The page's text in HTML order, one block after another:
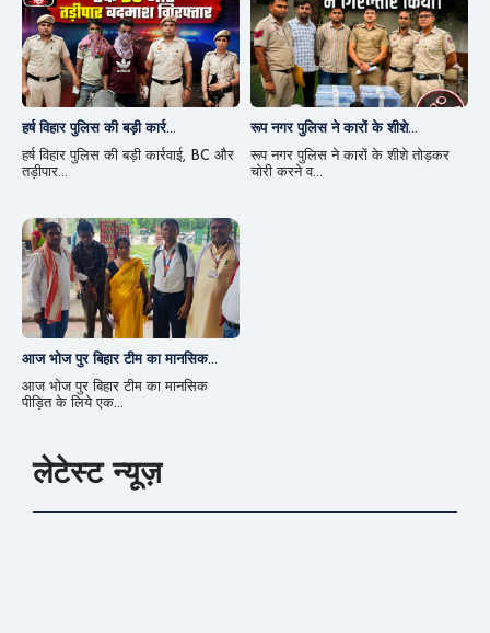
हर्ष विहार पुलिस की बड़ी कार्र...
हर्ष विहार पुलिस की बड़ी कार्रवाई, BC और
तड़ीपार...
रूप नगर पुलिस ने कारों के शीशे...
रूप नगर पुलिस ने कारों के शीशे तोड़कर
चोरी करने व...
आज भोज पुर बिहार टीम का मानसिक...
आज भोज पुर बिहार टीम का मानसिक
पीड़ित के लिये एक...
लेटेस्ट न्यूज़